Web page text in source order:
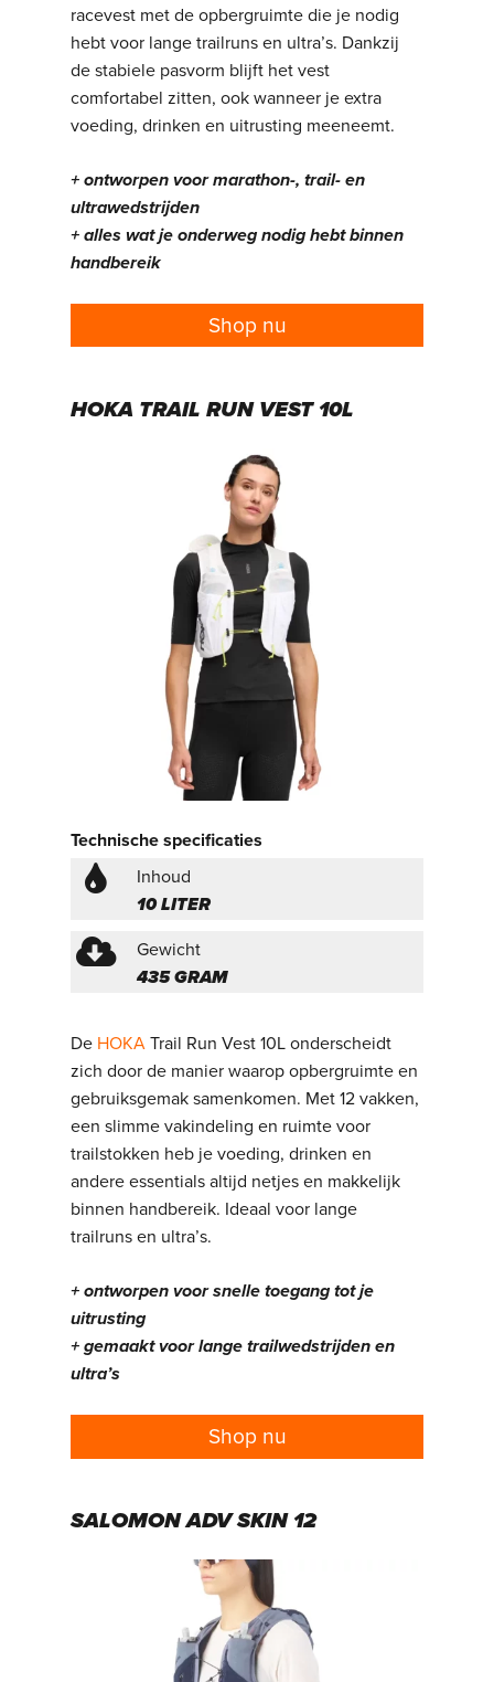
racevest met de opbergruimte die je nodig
hebt voor lange trailruns en ultra’s. Dankzij
de stabiele pasvorm blijft het vest
comfortabel zitten, ook wanneer je extra
voeding, drinken en uitrusting meeneemt.
+ ontworpen voor marathon-, trail- en
ultrawedstrijden
+ alles wat je onderweg nodig hebt binnen
handbereik
Shop nu
HOKA TRAIL RUN VEST 10L
Technische specificaties
Inhoud
10 LITER
Gewicht
435 GRAM
De HOKA Trail Run Vest 10L onderscheidt
zich door de manier waarop opbergruimte en
gebruiksgemak samenkomen. Met 12 vakken,
een slimme vakindeling en ruimte voor
trailstokken heb je voeding, drinken en
andere essentials altijd netjes en makkelijk
binnen handbereik. Ideaal voor lange
trailruns en ultra’s.
+ ontworpen voor snelle toegang tot je
uitrusting
+ gemaakt voor lange trailwedstrijden en
ultra’s
Shop nu
SALOMON ADV SKIN 12